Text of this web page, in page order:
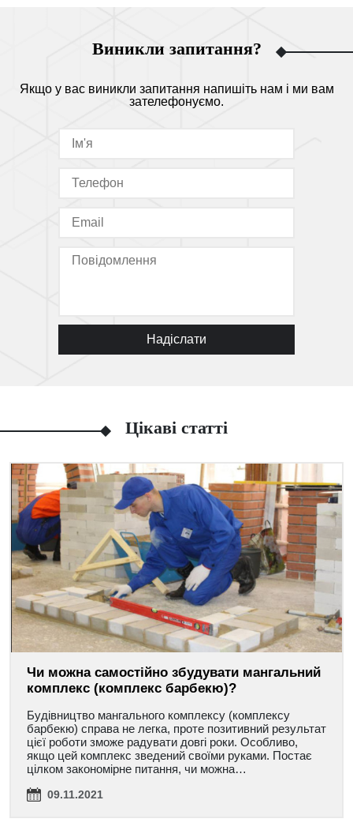
Виникли запитання?
Якщо у вас виникли запитання напишіть нам і ми вам
зателефонуємо.
Надіслати
Цікаві статті
Чи можна самостійно збудувати мангальний
комплекс (комплекс барбекю)?
Будівництво мангального комплексу (комплексу
барбекю) справа не легка, проте позитивний результат
цієї роботи зможе радувати довгі роки. Особливо,
якщо цей комплекс зведений своїми руками. Постає
цілком закономірне питання, чи можна…
09.11.2021